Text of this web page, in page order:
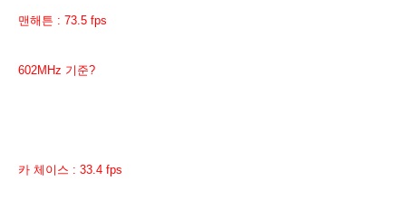
맨해튼 : 73.5 fps
602MHz 기준?
카 체이스 : 33.4 fps